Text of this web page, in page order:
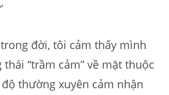
đời, tôi cảm thấy mình
“trầm cảm” về mặt thuộc
thường xuyên cảm nhận